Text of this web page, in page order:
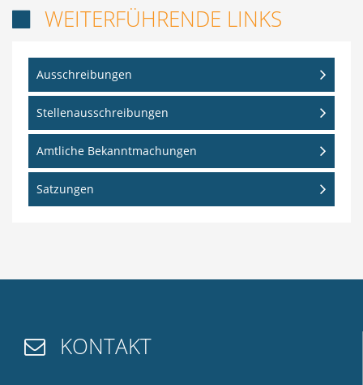
WEITERFÜHRENDE LINKS
Ausschreibungen
Stellenausschreibungen
Amtliche Bekanntmachungen
Satzungen
 KONTAKT